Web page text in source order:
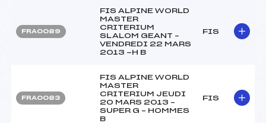
FRA0089
FIS ALPINE WORLD
MASTER
CRITERIUM
SLALOM GEANT –
VENDREDI 22 MARS
2013 -H B
FIS
FRA0083
FIS ALPINE WORLD
MASTER
CRITERIUM JEUDI
20 MARS 2013 –
SUPER G – HOMMES
B
FIS